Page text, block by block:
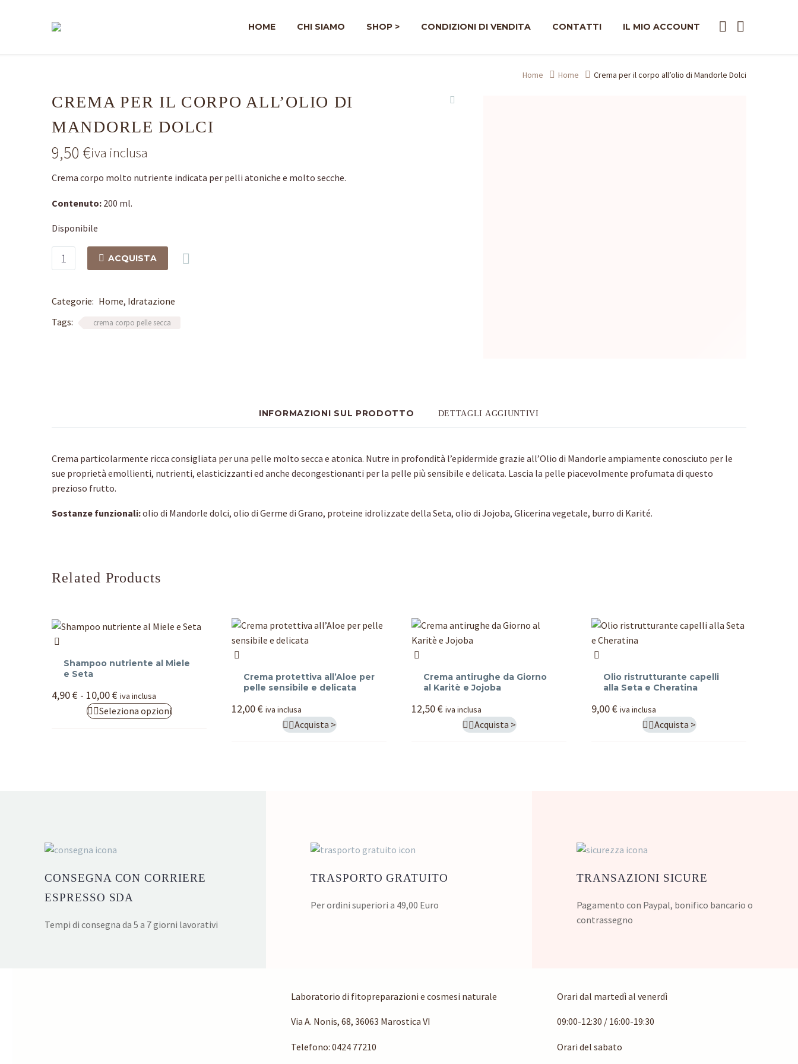
HOME CHI SIAMO SHOP > CONDIZIONI DI VENDITA CONTATTI IL MIO ACCOUNT
Home Home Crema per il corpo all’olio di Mandorle Dolci
CREMA PER IL CORPO ALL’OLIO DI
MANDORLE DOLCI
9,50 €iva inclusa
Crema corpo molto nutriente indicata per pelli atoniche e molto secche.
Contenuto: 200 ml.
Disponibile
Crema
per
corpo
di
 ACQUISTA
Categorie: Home, Idratazione
Tags:
crema corpo pelle secca
INFORMAZIONI SUL PRODOTTO DETTAGLI AGGIUNTIVI
Crema particolarmente ricca consigliata per una pelle molto secca e atonica. Nutre in profondità l’epidermide grazie all’Olio di Mandorle ampiamente conosciuto per le
sue proprietà emollienti, nutrienti, elasticizzanti ed anche decongestionanti per la pelle più sensibile e delicata. Lascia la pelle piacevolmente profumata di questo
prezioso frutto.
Sostanze funzionali:olio di Mandorle dolci, olio di Germe di Grano, proteine idrolizzate della Seta, olio di Jojoba, Glicerina vegetale, burro di Karité.
Related Products
Shampoo
e
Shampoo nutriente al Miele
e Seta
4,90€ - 10,00€Fascia
di
prezzo:
iva inclusa
Seleziona opzioniQuesto
pagina
Crema
all’Aloe
pelle
Crema protettiva all’Aloe per
pelle sensibile e delicata
12,00€ iva inclusa
Acquista >
Crema
al
Crema antirughe da Giorno
al Karitè e Jojoba
12,50€ iva inclusa
Acquista >
Olio
capelli
Seta
Olio ristrutturante capelli
alla Seta e Cheratina
9,00€ iva inclusa
Acquista >
CONSEGNA CON CORRIERE
ESPRESSO SDA
Tempi di consegna da 5 a 7 giorni lavorativi
TRASPORTO GRATUITO
Per ordini superiori a 49,00 Euro
TRANSAZIONI SICURE
Pagamento con Paypal, bonifico bancario o
contrassegno
Laboratorio di fitopreparazioni e cosmesi naturale
Via A. Nonis, 68, 36063 Marostica VI
Telefono: 0424 77210
Orari dal martedì al venerdì
09:00-12:30 / 16:00-19:30
Orari del sabato